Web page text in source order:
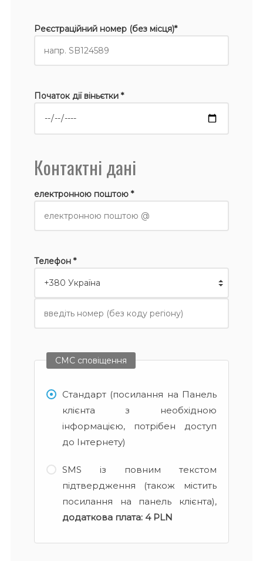
Реєстраційний номер (без місця)*
Початок дії віньєтки *
Контактні дані
електронною поштою *
Телефон *
СМС сповіщення
Стандарт (посилання на Панель
клієнта з необхідною
інформацією, потрібен доступ
до Інтернету)
SMS із повним текстом
підтвердження (також містить
посилання на панель клієнта),
додаткова плата: 4 PLN